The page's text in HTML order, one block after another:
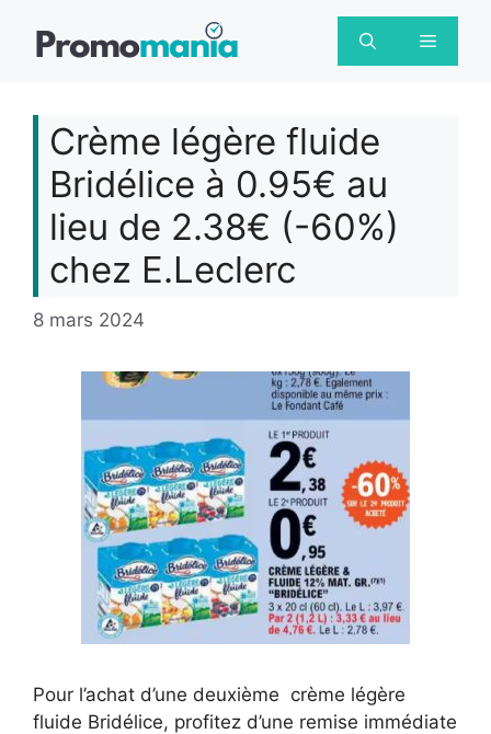
Menu
Crème légère fluide
Bridélice à 0.95€ au
lieu de 2.38€ (-60%)
chez E.Leclerc
8 mars 2024
Pour l’achat d’une deuxième crème légère
fluide Bridélice, profitez d’une remise immédiate